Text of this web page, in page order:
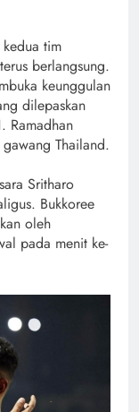
tim
berlangsung.
keunggulan
dilepaskan
Ramadhan
gawang Thailand.
Sritharo
Bukkoree
oleh
pada menit ke-